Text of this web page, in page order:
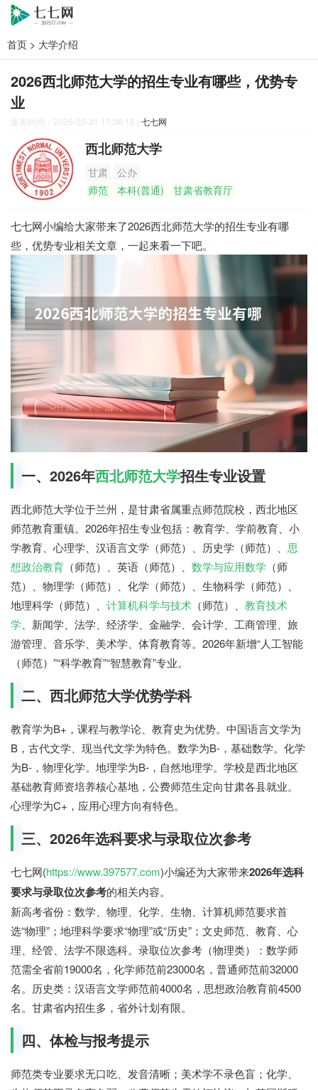
首页 > 大学介绍
2026西北师范大学的招生专业有哪些，优势专
业
发布时间：2026-05-31 17:36:18 | 七七网
西北师范大学
甘肃
公办
师范
本科(普通) 甘肃省教育厅
七七网小编给大家带来了2026西北师范大学的招生专业有哪
些，优势专业相关文章，一起来看一下吧。
一、2026年西北师范大学招生专业设置
西北师范大学位于兰州，是甘肃省属重点师范院校，西北地区
师范教育重镇。2026年招生专业包括：教育学、学前教育、小
学教育、心理学、汉语言文学（师范）、历史学（师范）、 思
想政治教育 （师范）、英语（师范）、 数学与应用数学 （师
范）、物理学（师范）、化学（师范）、生物科学（师范）、
地理科学（师范）、 计算机科学与技术 （师范）、 教育技术
学、新闻学、法学、经济学、金融学、会计学、工商管理、旅
游管理、音乐学、美术学、体育教育等。2026年新增“人工智能
（师范）”“科学教育”“智慧教育”专业。
二、西北师范大学优势学科
教育学为B+，课程与教学论、教育史为优势。中国语言文学为
B，古代文学、现当代文学为特色。数学为B-，基础数学。化学
为B-，物理化学。地理学为B-，自然地理学。学校是西北地区
基础教育师资培养核心基地，公费师范生定向甘肃各县就业。
心理学为C+，应用心理方向有特色。
三、2026年选科要求与录取位次参考
七七网(https://www.397577.com)小编还为大家带来2026年选科
要求与录取位次参考的相关内容。
新高考省份：数学、物理、化学、生物、计算机师范要求首
选“物理”；地理科学要求“物理”或“历史”；文史师范、教育、心
理、经管、法学不限选科。录取位次参考（物理类）：数学师
范需全省前19000名，化学师范前23000名，普通师范前32000
名。历史类：汉语言文学师范前4000名，思想政治教育前4500
名。甘肃省内招生多，省外计划有限。
四、体检与报考提示
师范类专业要求无口吃、发音清晰；美术学不录色盲；化学、